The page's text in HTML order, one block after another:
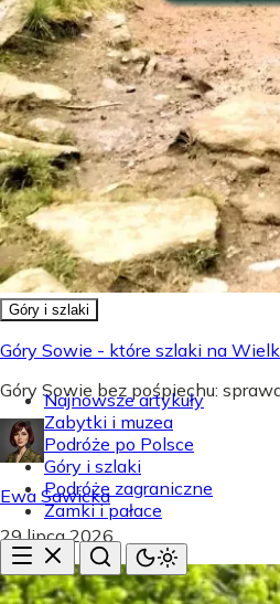
Najnowsze artykuły
Zabytki i muzea
Podróże po Polsce
Góry i szlaki
Podróże zagraniczne
Zamki i pałace
Góry i szlaki
Góry Sowie - które szlaki na
Góry Sowie bez pośpiechu:
Ewa Sawicka
29 lipca 2026